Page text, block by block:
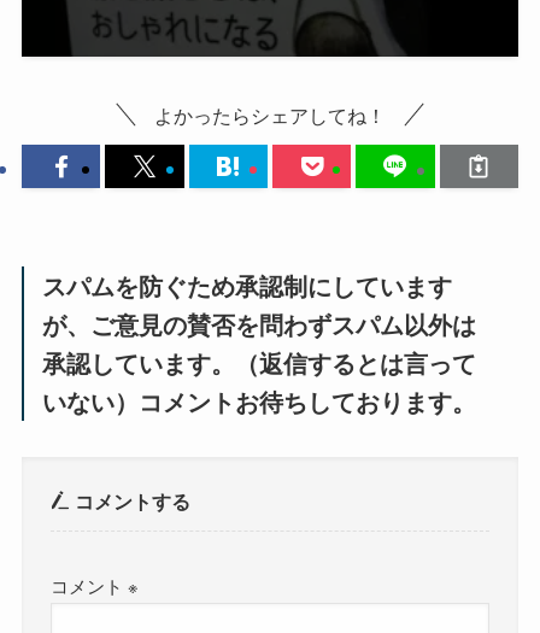
よかったらシェアしてね！
スパムを防ぐため承認制にしています
が、ご意見の賛否を問わずスパム以外は
承認しています。（返信するとは言って
いない）コメントお待ちしております。
コメントする
コメント※